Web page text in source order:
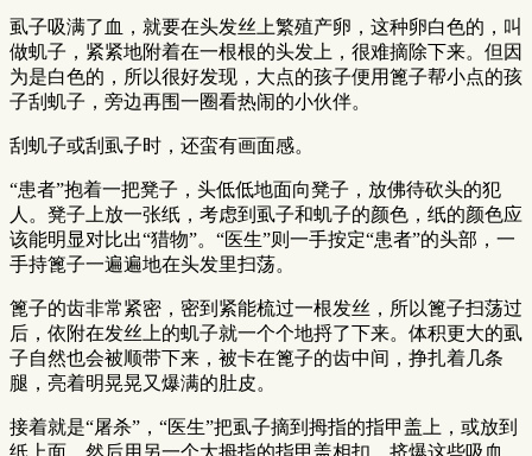
虱子吸满了血，就要在头发丝上繁殖产卵，这种卵白色的，叫
做虮子，紧紧地附着在一根根的头发上，很难摘除下来。但因
为是白色的，所以很好发现，大点的孩子便用篦子帮小点的孩
子刮虮子，旁边再围一圈看热闹的小伙伴。
刮虮子或刮虱子时，还蛮有画面感。
“患者”抱着一把凳子，头低低地面向凳子，放佛待砍头的犯
人。凳子上放一张纸，考虑到虱子和虮子的颜色，纸的颜色应
该能明显对比出“猎物”。“医生”则一手按定“患者”的头部，一
手持篦子一遍遍地在头发里扫荡。
篦子的齿非常紧密，密到紧能梳过一根发丝，所以篦子扫荡过
后，依附在发丝上的虮子就一个个地捋了下来。体积更大的虱
子自然也会被顺带下来，被卡在篦子的齿中间，挣扎着几条
腿，亮着明晃晃又爆满的肚皮。
接着就是“屠杀”，“医生”把虱子摘到拇指的指甲盖上，或放到